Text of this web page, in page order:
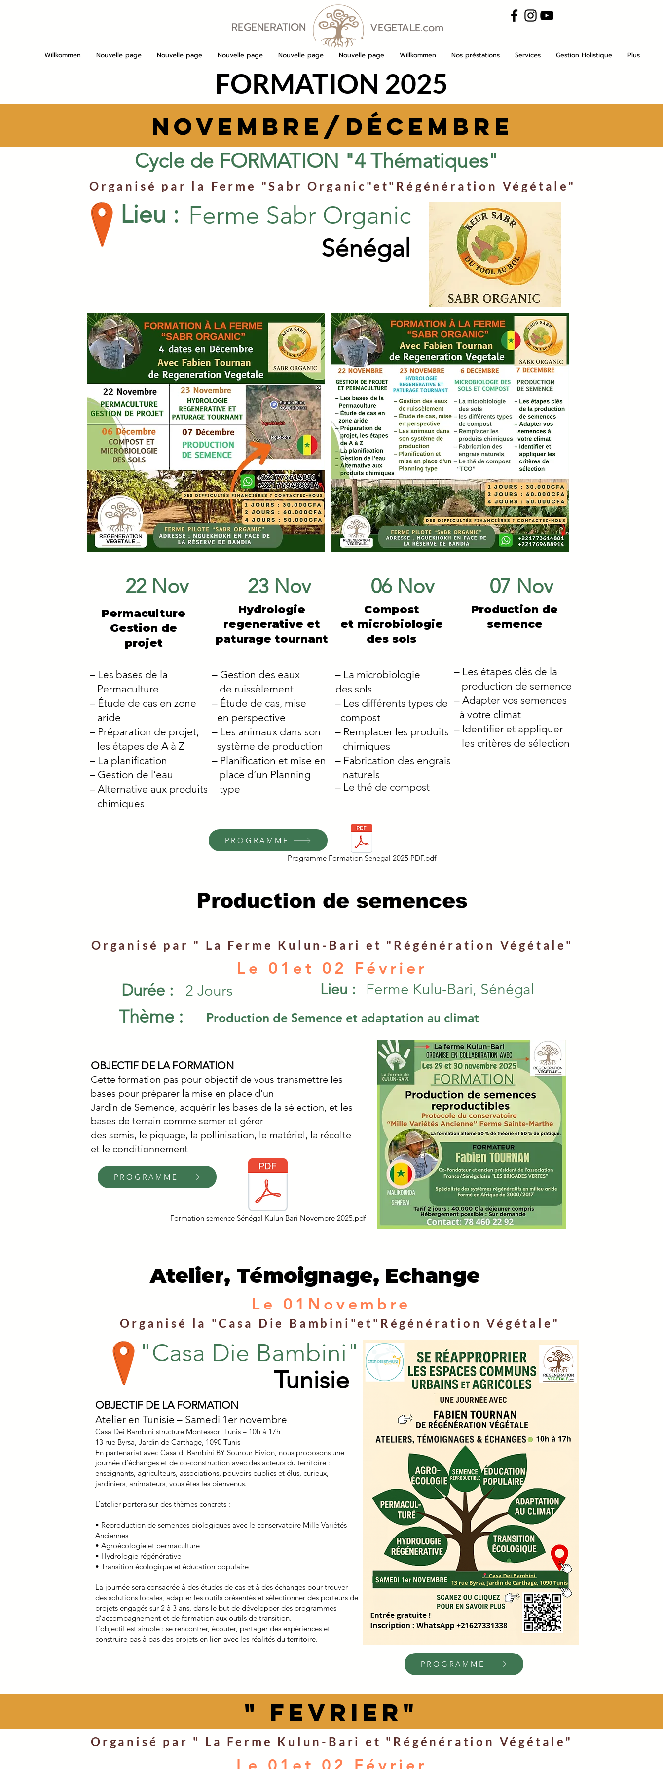
REGENERATION VEGETALE.com
Willkommen Nouvelle page Nouvelle page Nouvelle page Nouvelle page Nouvelle page Willkommen Nos préstations Services Gestion Holistique Plus
FORMATION 2025
NOVEMBRE/Décembre
Cycle de FORMATION "4 Thématiques"
Organisé par la Ferme "Sabr Organic"et"Régénération Végétale"
Lieu : Ferme Sabr Organic
Sénégal
22 Nov
Permaculture
Gestion de
projet
– Les bases de la
Permaculture
– Étude de cas en zone
aride
– Préparation de projet,
les étapes de A à Z
– La planification
– Gestion de l’eau
– Alternative aux produits
chimiques
23 Nov 06 Nov
Hydrologie
regenerative et
paturage tournant
Compost
et microbiologie
des sols
– Gestion des eaux
de ruissèlement
– Étude de cas, mise
en perspective
– Les animaux dans son
système de production
– Planification et mise en
place d’un Planning
type
– La microbiologie
des sols
– Les différents types de
compost
– Remplacer les produits
chimiques
– Fabrication des engrais
naturels
– Le thé de compost
PROGRAMME
Programme Formation Senegal 2025 PDF.pdf
07 Nov
Production de
semence
– Les étapes clés de la
production de semence
– Adapter vos semences
à votre climat
– Identifier et appliquer
les critères de sélection
Production de semences
Organisé par " La Ferme Kulun-Bari et "Régénération Végétale"
Le 01et 02 Février
Durée : 2 Jours Lieu : Ferme Kulu-Bari, Sénégal
Thème : Production de Semence et adaptation au climat
OBJECTIF DE LA FORMATION
Cette formation pas pour objectif de vous transmettre les
bases pour préparer la mise en place d’un
Jardin de Semence, acquérir les bases de la sélection, et les
bases de terrain comme semer et gérer
des semis, le piquage, la pollinisation, le matériel, la récolte
et le conditionnement
PROGRAMME
Formation semence Sénégal Kulun Bari Novembre 2025.pdf
Atelier, Témoignage, Echange
Le 01Novembre
Organisé la "Casa Die Bambini"et"Régénération Végétale"
Tunisie
"Casa Die Bambini"
OBJECTIF DE LA FORMATION
Atelier en Tunisie – Samedi 1er novembre
Casa Dei Bambini structure Montessori Tunis – 10h à 17h
13 rue Byrsa, Jardin de Carthage, 1090 Tunis
En partenariat avec Casa di Bambini BY Sourour Pivion, nous proposons une
journée d’échanges et de co-construction avec des acteurs du territoire :
enseignants, agriculteurs, associations, pouvoirs publics et élus, curieux,
jardiniers, animateurs, vous êtes les bienvenus.
L’atelier portera sur des thèmes concrets :
• Reproduction de semences biologiques avec le conservatoire Mille Variétés
Anciennes
• Agroécologie et permaculture
• Hydrologie régénérative
• Transition écologique et éducation populaire
La journée sera consacrée à des études de cas et à des échanges pour trouver
des solutions locales, adapter les outils présentés et sélectionner des porteurs de
projets engagés sur 2 à 3 ans, dans le but de développer des programmes
d’accompagnement et de formation aux outils de transition.
L’objectif est simple : se rencontrer, écouter, partager des expériences et
construire pas à pas des projets en lien avec les réalités du territoire.
PROGRAMME
" Fevrier"
Organisé par " La Ferme Kulun-Bari et "Régénération Végétale"
Le 01et 02 Février